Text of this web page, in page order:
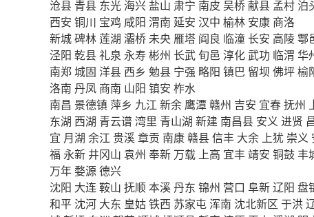
沧县 青县 东光 海兴 盐山 肃宁 南皮 吴桥献县 孟村 泊
西安 铜川 宝鸡 咸阳 渭南 延安 汉中 榆林 安康 商洛
新城碑林莲湖 灞桥未央 雁塔 阎良 临潼 长安 高陵鄠
泾阳 乾县礼泉 永寿彬州 长武旬邑 淳化武功 临渭 华
南郑城固 洋县 西乡 勉县 宁强 略阳 镇巴 留坝 佛坪榆
洛南 丹凤 商南 山阳 镇安 柞水
南昌 景德镇萍乡 九江 新余 鹰潭赣州 吉安 宜春抚州
东湖 西湖 青云谱湾里 青山湖 新建 南昌县 安义 进贤
宜 月湖 余江 贵溪章贡 南康赣县信丰 大余 上犹 崇义
福 永新 井冈山 袁州 奉新 万载 上高 宜丰靖安 铜鼓丰
万年婺源德兴
沈阳 大连鞍山 抚顺本溪丹东 锦州 营口 阜新辽阳 盘
和平 沈河 大东 皇姑铁西 苏家屯 浑南 沈北新区 于洪